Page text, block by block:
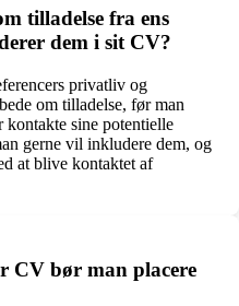
tilladelse fra ens
dem i sit CV?
privatliv og
om tilladelse, før man
sine potentielle
gerne vil inkludere dem, og
at blive kontaktet af
CV bør man placere